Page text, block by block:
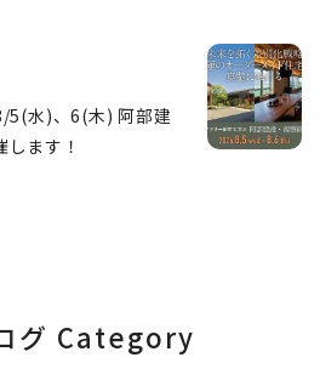
5(水)、6(木) 阿部建
ます！
グ Category